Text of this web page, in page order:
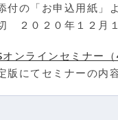
付の「お申込用紙」
２０２０年１２月
ンラインセミナー（
にてセミナーの内